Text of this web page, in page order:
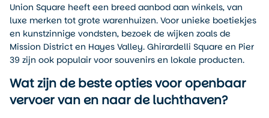
Union Square heeft een breed aanbod aan winkels, van
luxe merken tot grote warenhuizen. Voor unieke boetiekjes
en kunstzinnige vondsten, bezoek de wijken zoals de
Mission District en Hayes Valley. Ghirardelli Square en Pier
39 zijn ook populair voor souvenirs en lokale producten.
Wat zijn de beste opties voor openbaar
vervoer van en naar de luchthaven?